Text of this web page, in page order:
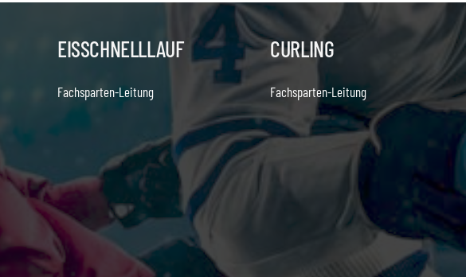
EISSCHNELLLAUF
Fachsparten-Leitung
CURLING
Fachsparten-Leitung